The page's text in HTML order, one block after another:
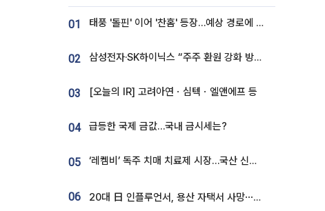
01 태풍 '돌핀' 이어 '찬홈' 등장…예상 경로에 한국 '한숨'
02 삼성전자·SK하이닉스 “주주 환원 강화 방안 마련”
03 [오늘의 IR] 고려아연ㆍ심텍ㆍ엘앤에프 등
04 급등한 국제 금값…국내 금시세는?
05 ‘레켐비’ 독주 치매 치료제 시장…국산 신약 등장하나
06 20대 日 인플루언서, 용산 자택서 사망⋯SNS 라방 중 숨져